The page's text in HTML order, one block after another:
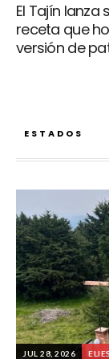
El Tajín
receta que
versión de
ESTADOS
JUL 28, 2026